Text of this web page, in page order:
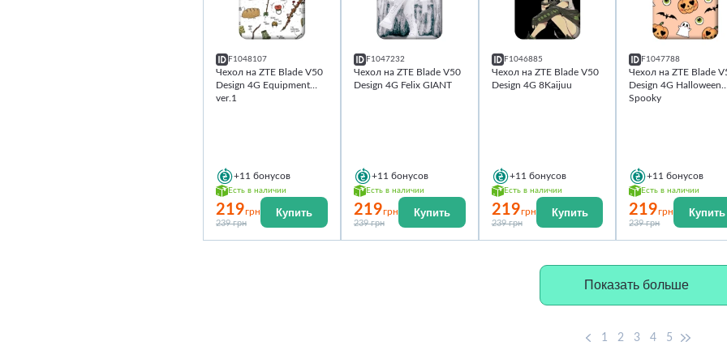
F1048107
Чехол на ZTE Blade V50
Design 4G Equipment
ver.1
+11 бонусов
Есть в наличии
219грн
239 грн
Купить
F1047232
Чехол на ZTE Blade V50
Design 4G Felix GIANT
+11 бонусов
Есть в наличии
219грн
239 грн
Купить
F1046885
Чехол на ZTE Blade V50
Design 4G 8Kaijuu
+11 бонусов
Есть в наличии
219грн
239 грн
Купить
F1047788
Чехол на ZTE Blade
Design 4G Halloween
Spooky
+11 бонусов
Есть в наличии
219грн
239 грн
Купить
Показать больше
1 2 3 4 5